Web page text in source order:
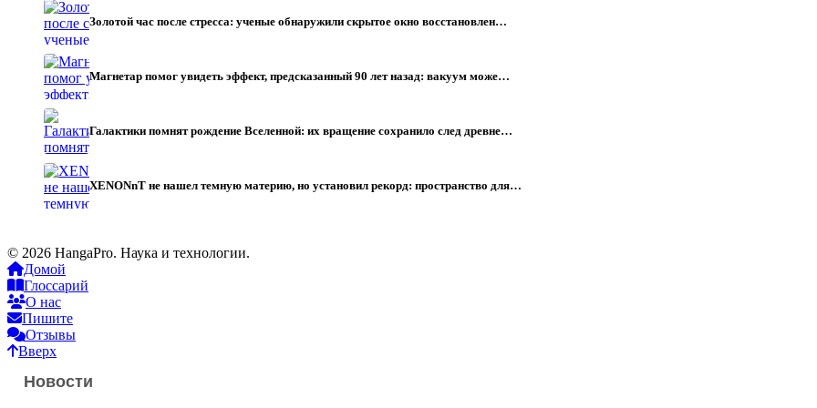
Золотой час после стресса: ученые обнаружили скрытое окно восстановлен…
Магнетар помог увидеть эффект, предсказанный 90 лет назад: вакуум може…
Галактики помнят рождение Вселенной: их вращение сохранило след древне…
XENONnT не нашел темную материю, но установил рекорд: пространство для…
© 2026 HangaPro. Наука и технологии.
Домой
Глоссарий
О нас
Пишите
Отзывы
Вверх
Новости